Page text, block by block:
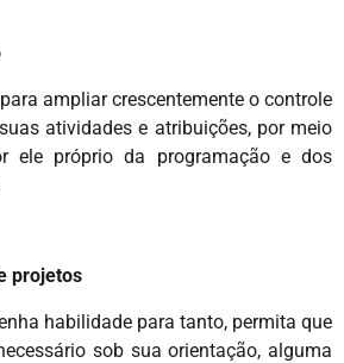
ampliar crescentemente o controle
atividades e atribuições, por meio
ele próprio da programação e dos
projetos
habilidade para tanto, permita que
sob sua orientação, alguma